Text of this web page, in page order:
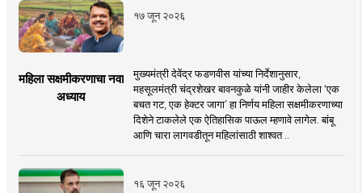
१७ जून २०२६
महिला सक्षमीकरणाचा नवा
अध्याय
मुख्यमंत्री देवेंद्र फडणवीस यांच्या निर्देशानुसार,
महसूलमंत्री चंद्रशेखर बावनकुळे यांनी जाहीर केलेला ‘एक
बचत गट, एक हेक्टर जागा’ हा निर्णय महिला सक्षमीकरणाच्या
दिशेने टाकलेले एक ऐतिहासिक पाऊल म्हणावे लागेल. बांबू
आणि चारा लागवडीतून महिलांसाठी शाश्वत ..
१६ जून २०२६